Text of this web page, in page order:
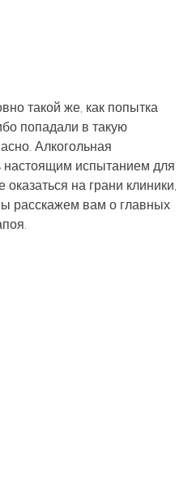
такой же, как попытка
попадали в такую
Алкогольная
настоящим испытанием для
на грани клиники,
расскажем вам о главных